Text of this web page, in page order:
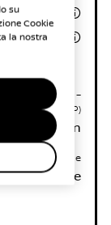
€
€
Emissioni CO₂ –
(WLTP)
132 g/km
trasmissione
Manuale
su
Cookie
la nostra